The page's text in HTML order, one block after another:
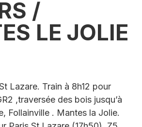
/
LE JOLIE
Lazare. Train à 8h12 pour
,traversée des bois jusqu’à
Follainville . Mantes la Jolie.